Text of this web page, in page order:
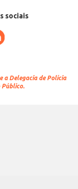
sociais
a Delegacia de Polícia
Público.